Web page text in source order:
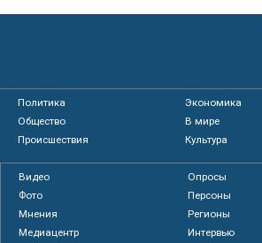
Политика
Экономика
Общество
В мире
Происшествия
Культура
Видео
Опросы
Фото
Персоны
Мнения
Регионы
Медиацентр
Интервью